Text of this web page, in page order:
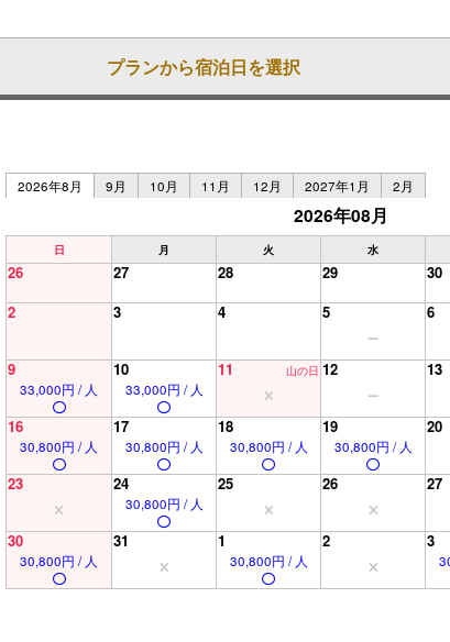
プランから宿泊日を選択
2026年8月
9月 10月 11月 12月 2027年1月 2月
2026年08月
日 月 火 水
26 27 28 29 30
2
3 4 5 6
9
33,000円 / 人
10
33,000円 / 人
11 山の日 12 13
16
30,800円 / 人
17
30,800円 / 人
18
30,800円 / 人
19
30,800円 / 人
20
23 24
30,800円 / 人
25 26 27
30
30,800円 / 人
31 1
30,800円 / 人
2 3